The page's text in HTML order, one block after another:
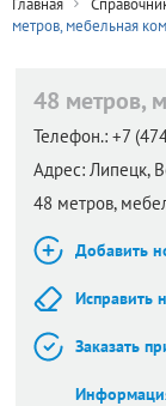
Главная
метров, мебельная
48 метров,
Телефон.: +7
Адрес: Липецк,
48 метров,
Добавить
Исправить
Заказать